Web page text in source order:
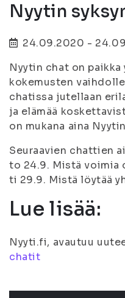
Nyytin
24.09.2020 -
Nyytin chat on
kokemusten
chatissa jutellaan
ja elämää
on mukana aina
Seuraavien chattien
to 24.9. Mistä voimia
ti 29.9. Mistä löytää
Lue lisää:
Nyyti.fi, avautuu
chatit